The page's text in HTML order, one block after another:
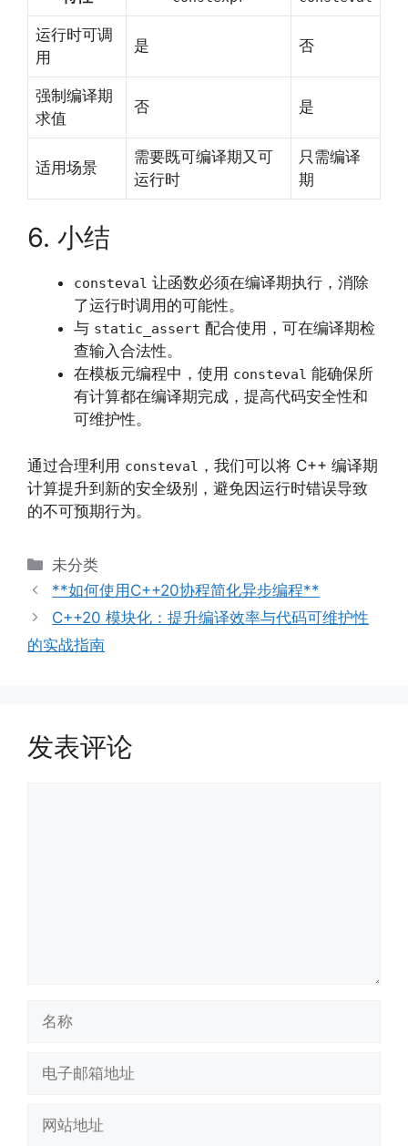
运行时可调
用
是 否
强制编译期
求值
否 是
适用场景
需要既可编译期又可
运行时
只需编译
期
6. 小结
consteval 让函数必须在编译期执行，消除
了运行时调用的可能性。
与 static_assert 配合使用，可在编译期检
查输入合法性。
在模板元编程中，使用 consteval 能确保所
有计算都在编译期完成，提高代码安全性和
可维护性。
通过合理利用 consteval ，我们可以将 C++ 编译期
计算提升到新的安全级别，避免因运行时错误导致
的不可预期行为。
分
类
未分类
**如何使用C++20协程简化异步编程**
C++20 模块化：提升编译效率与代码可维护性
的实战指南
发表评论